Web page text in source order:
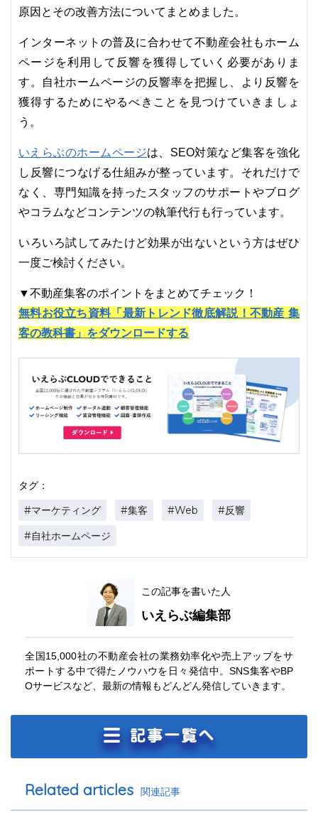
原因とその改善方法についてまとめました。
インターネットの普及に合わせて不動産会社もホーム
ページを利用して反響を獲得していく必要がありま
す。自社ホームページの反響率を把握し、より反響を
獲得するためにやるべきことを見つけていきましょ
う。
いえらぶのホームページは、SEO対策など集客を強化
し反響につなげる仕組みが整っています。それだけで
なく、専門知識を持ったスタッフのサポートやブログ
やコラムなどコンテンツの執筆代行も行っています。
いろいろ試してみたけど効果が出ないという方はぜひ
一度ご検討ください。
▼不動産集客のポイントをまとめてチェック！
無料お役立ち資料「最新トレンド徹底解説！不動産 集
客の教科書」をダウンロードする
タグ：
#マーケティング #集客 #Web
#反響
#自社ホームページ
この記事を書いた人
いえらぶ編集部
全国15,000社の不動産会社の業務効率化や売上アップをサ
ポートする中で得たノウハウを日々発信中。SNS集客やBP
Oサービスなど、最新の情報もどんどん発信していきます。
Related articles 関連記事